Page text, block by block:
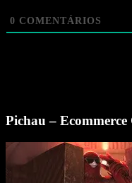
0 COMENTÁRIOS
Pichau – Ecommerce